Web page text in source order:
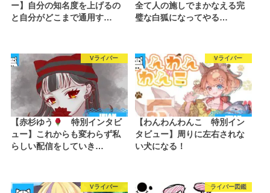
ー】自分の知名度を上げるの
と自分がどこまで通用す…
全て人の施しでまかなえる完
璧な白狐になってやる…
Vライバー
【赤杉ゆう
特別インタビ
ュー】これからも変わらず私
らしい配信をしていき…
Vライバー
【わんわんわんこ 特別イン
タビュー】周りに左右されな
い犬になる！
Vライバー ライバー図鑑